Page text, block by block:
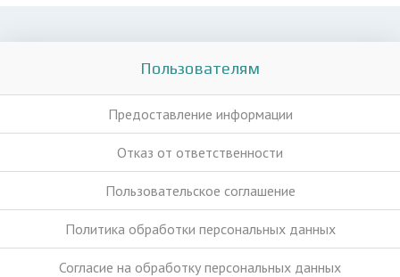
Пользователям
Предоставление информации
Отказ от ответственности
Пользовательское соглашение
Политика обработки персональных данных
Согласие на обработку персональных данных